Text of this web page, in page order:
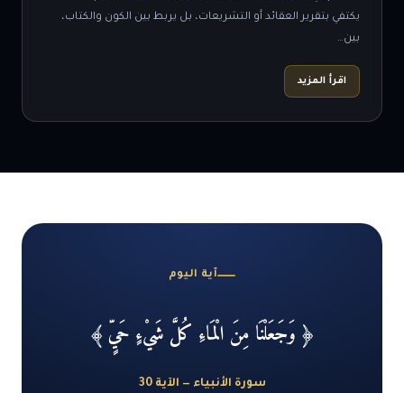
يكتفي بتقرير العقائد أو التشريعات، بل يربط بين الكون والكتاب،
بين…
اقرأ المزيد
آية اليوم
اليوم﴿ وَجَعَلْنَا مِنَ الْمَاءِ كُلَّ شَيْءٍ حَيٍّ ﴾
سورة الأنبياء — الآية 30